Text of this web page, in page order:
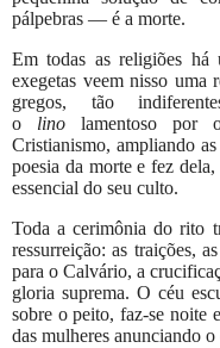
pálpebras — é a morte.
Em todas as religiões há
exegetas veem nisso
gregos, tão
o linolamentoso por
Cristianismo, ampliando
poesia da morte e fez
essencial do seu culto.
Toda a cerimônia do rito
ressurreição: as traições,
para o Calvário, a
gloria suprema. O céu
sobre o peito, faz-se noite
das mulheres anunciando